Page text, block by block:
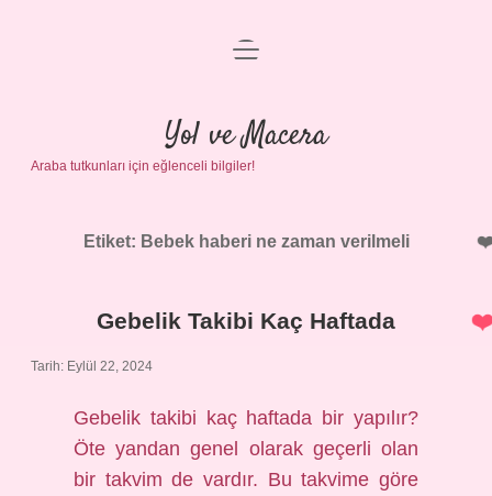
Anasayfa
Gizlilik Politikası
Yasal Uyarı
menüyü
Yol ve Macera
Araba tutkunları için eğlenceli bilgiler!
Etiket: Bebek haberi ne zaman verilmeli
Gebelik Takibi Kaç Haftada
Tarih: Eylül 22, 2024
Gebelik takibi kaç haftada bir yapılır?
Öte yandan genel olarak geçerli olan
bir takvim de vardır. Bu takvime göre